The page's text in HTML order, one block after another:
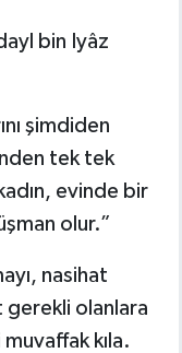
bin Iyâz
şimdiden
tek tek
evinde bir
olur.”
nasihat
olanlara
kıla.